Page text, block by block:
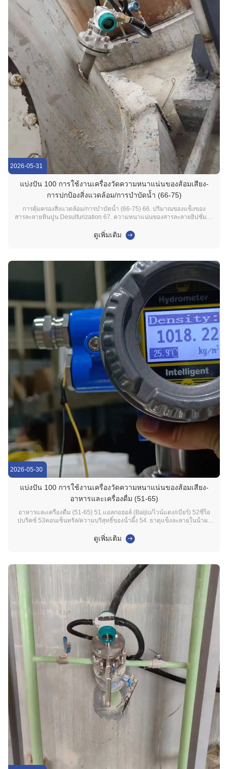
2026-05-31
แบ่งปัน 100 การใช้งานเครื่องวัดความหนาแน่นของส้อมเสียง-
การปกป้องสิ่งแวดล้อม/การบำบัดน้ำ (66-75)
การคุ้มครองสิ่งแวดล้อม/การบำบัดน้ำ (66-75) 66. ปริมาณของแข็งของ
สารละลายหินปูน Desulfurization 67. ความหนาแน่นของสารละลายยิปซั่มกำ
เข้มข้นของสารละลายยูเรียดีไนตริไฟอิง 70. ความเข้มข้นของกากตะกอนน้ำ
เสีย 71. ความเข้มข้นของน้ำเค็ม MVR 72. กา...
ดูเพิ่มเติม
2026-05-30
แบ่งปัน 100 การใช้งานเครื่องวัดความหนาแน่นของส้อมเสียง-
อาหารและเครื่องดื่ม (51-65)
อาหารและเครื่องดื่ม (51-65) 51.แอลกอฮอล์ (Baijiu/ไวน์แดง/เบียร์) 52ซีร็อ
ปบริคซ์ 53คอนเซ็นทรัล/ความบริสุทธิ์ของน้ําผึ้ง 54. ธาตุแข็งละลายในน้ําผล
ปริญญาการทําซอสสอยา 59. คอนเซนเทรนท์ของกรดแอซีต (สับ) 60คอน
เซ็นทรัลของสารสกัดเบียร์มัลท 61. ...
ดูเพิ่มเติม